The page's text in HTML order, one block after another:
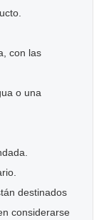
con las
o una
destinados
considerarse